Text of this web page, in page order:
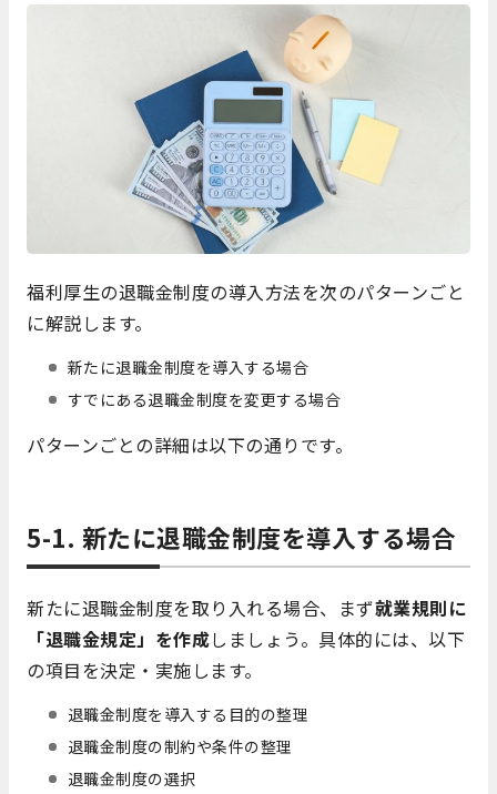
福利厚生の退職金制度の導入方法を次のパターンごと
に解説します。
新たに退職金制度を導入する場合
すでにある退職金制度を変更する場合
パターンごとの詳細は以下の通りです。
5-1. 新たに退職金制度を導入する場合
新たに退職金制度を取り入れる場合、まず就業規則に
「退職金規定」を作成しましょう。具体的には、以下
の項目を決定・実施します。
退職金制度を導入する目的の整理
退職金制度の制約や条件の整理
退職金制度の選択